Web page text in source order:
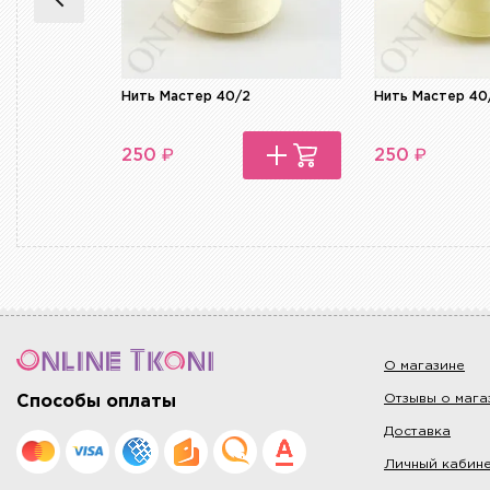
Нить Мастер 40/2
250 ₽
Нить Мастер
250 ₽
Способы оплаты
О магазине
Отзывы о
Доставка
Личный